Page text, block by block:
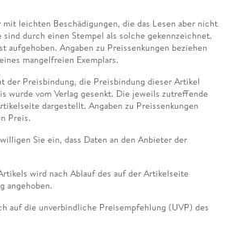
leichten Beschädigungen, die das Lesen aber nicht
durch einen Stempel als solche gekennzeichnet.
aufgehoben. Angaben zu Preissenkungen beziehen
mangelfreien Exemplars.
der Preisbindung, die Preisbindung dieser Artikel
wurde vom Verlag gesenkt. Die jeweils zutreffende
dargestellt. Angaben zu Preissenkungen
Preis.
Sie ein, dass Daten an den Anbieter der
wird nach Ablauf des auf der Artikelseite
angehoben.
auf die unverbindliche Preisempfehlung (UVP) des